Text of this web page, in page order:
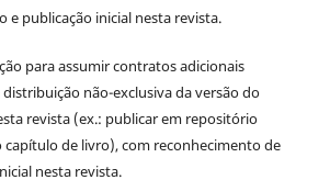
e publicação inicial nesta revista.
para assumir contratos adicionais
não-exclusiva da versão do
revista (ex.: publicar em repositório
de livro), com reconhecimento de
nesta revista.